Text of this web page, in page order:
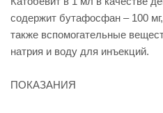
содержит бутафосфан – 100
также вспомогательные
натрия и воду для инъекций.
ПОКАЗАНИЯ